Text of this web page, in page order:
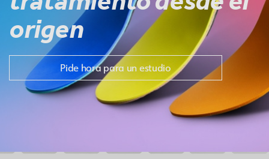
origen
Pide hora para un estudio